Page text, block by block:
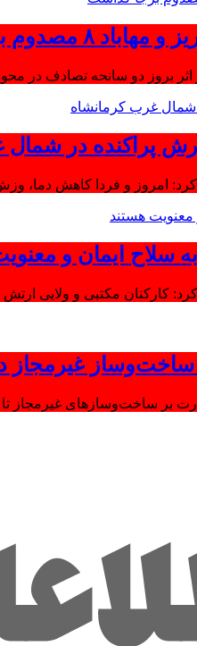
برجا گذاشت
سانحه تصادف در محور ارومیه-
پراکنده در شمال
امروز و فردا کاهش دما،
سلاح ایمان و
ساخت‌وساز
ساخت‌وسازهای غیرمجاز تا